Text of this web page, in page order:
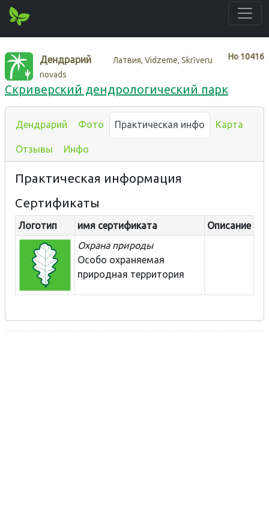
Нo 10416
Дендрарий
Латвия, Vidzeme, Skrīveru
novads
Скриверский дендрологический парк
Дендрарий Фото Практическая инфо Карта
Отзывы Инфо
Практическая информация
Сертификаты
Логотип имя сертификата
Описание
Охрана природы
Особо охраняемая
природная территория